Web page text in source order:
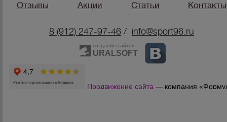
Отзывы
Акции Статьи Контакты
8 (912) 247-97-46 / info@sport96.ru
создание сайтов
URALSOFT
Продвижение сайта — компания